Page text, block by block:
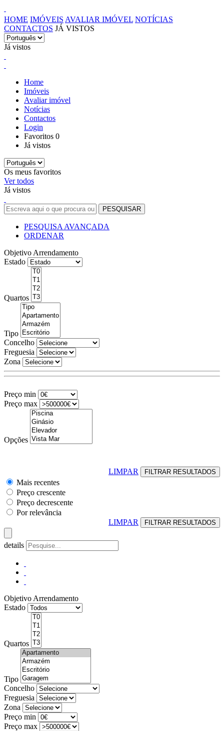
HOME IMÓVEIS AVALIAR IMÓVEL NOTÍCIAS
CONTACTOS JÁ VISTOS
Já vistos
Home
Imóveis
Avaliar imóvel
Notícias
Contactos
Login
Favoritos 0
Já vistos
Os meus favoritos
Ver todos
Já vistos
PESQUISA AVANÇADA
ORDENAR
Objetivo Arrendamento
Estado
Quartos
Tipo
Concelho
Freguesia
Zona
Preço min
Preço max
Opções
LIMPAR
Mais recentes
Preço crescente
Preço decrescente
Por relevância
LIMPAR
details
Objetivo Arrendamento
Estado
Quartos
Tipo
Concelho
Freguesia
Zona
Preço min
Preço max